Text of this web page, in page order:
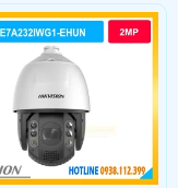
trợ giám sát ban đêm
xoay 360° không điểm
toàn khu vực rộng.
2 chiều với micro kép và